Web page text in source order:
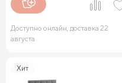
Доступно онлайн, доставка 22
августа
Хит